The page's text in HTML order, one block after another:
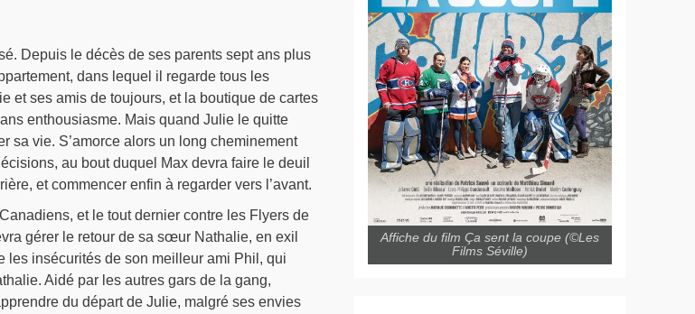
Depuis le décès de ses parents sept ans plus
dans lequel il regarde tous les
et ses amis de toujours, et la boutique de cartes
enthousiasme. Mais quand Julie le quitte
sa vie. S’amorce alors un long cheminement
au bout duquel Max devra faire le deuil
et commencer enfin à regarder vers l’avant.
et le tout dernier contre les Flyers de
gérer le retour de sa sœur Nathalie, en exil
les insécurités de son meilleur ami Phil, qui
Aidé par les autres gars de la gang,
du départ de Julie, malgré ses envies
Affiche du film Ça sent la coupe (©Les
Films Séville)